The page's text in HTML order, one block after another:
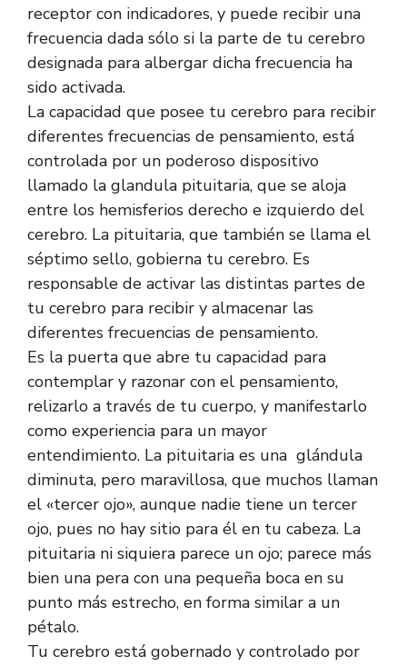
receptor con indicadores, y puede recibir una
frecuencia dada sólo si la parte de tu cerebro
designada para albergar dicha frecuencia ha
sido activada.
La capacidad que posee tu cerebro para recibir
diferentes frecuencias de pensamiento, está
controlada por un poderoso dispositivo
llamado la glandula pituitaria, que se aloja
entre los hemisferios derecho e izquierdo del
cerebro. La pituitaria, que también se llama el
séptimo sello, gobierna tu cerebro. Es
responsable de activar las distintas partes de
tu cerebro para recibir y almacenar las
diferentes frecuencias de pensamiento.
Es la puerta que abre tu capacidad para
contemplar y razonar con el pensamiento,
relizarlo a través de tu cuerpo, y manifestarlo
como experiencia para un mayor
entendimiento. La pituitaria es una glándula
diminuta, pero maravillosa, que muchos llaman
el «tercer ojo», aunque nadie tiene un tercer
ojo, pues no hay sitio para él en tu cabeza. La
pituitaria ni siquiera parece un ojo; parece más
bien una pera con una pequeña boca en su
punto más estrecho, en forma similar a un
pétalo.
Tu cerebro está gobernado y controlado por